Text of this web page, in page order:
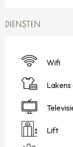
DIENSTEN
Wifi
Lakens
Lift